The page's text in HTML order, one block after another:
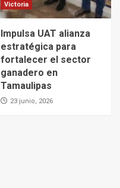
Victoria
Impulsa UAT alianza
estratégica para
fortalecer el sector
ganadero en
Tamaulipas
23 junio, 2026